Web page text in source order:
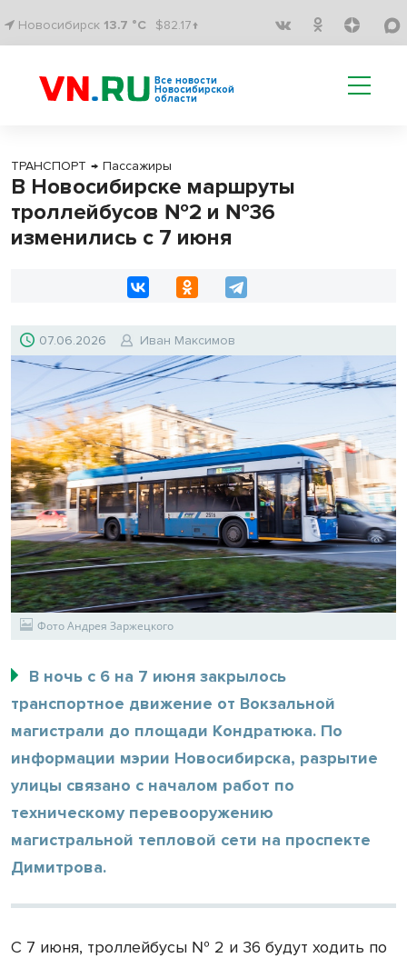
Новосибирск 13.7 °C $82.17↑
Все новости
Новосибирской
области
ТРАНСПОРТ → Пассажиры
В Новосибирске маршруты
троллейбусов №2 и №36
изменились с 7 июня
07.06.2026 Иван Максимов
Фото Андрея Заржецкого
В ночь с 6 на 7 июня закрылось
транспортное движение от Вокзальной
магистрали до площади Кондратюка. По
информации мэрии Новосибирска, разрытие
улицы связано с началом работ по
техническому перевооружению
магистральной тепловой сети на проспекте
Димитрова.
С 7 июня, троллейбусы № 2 и 36 будут ходить по